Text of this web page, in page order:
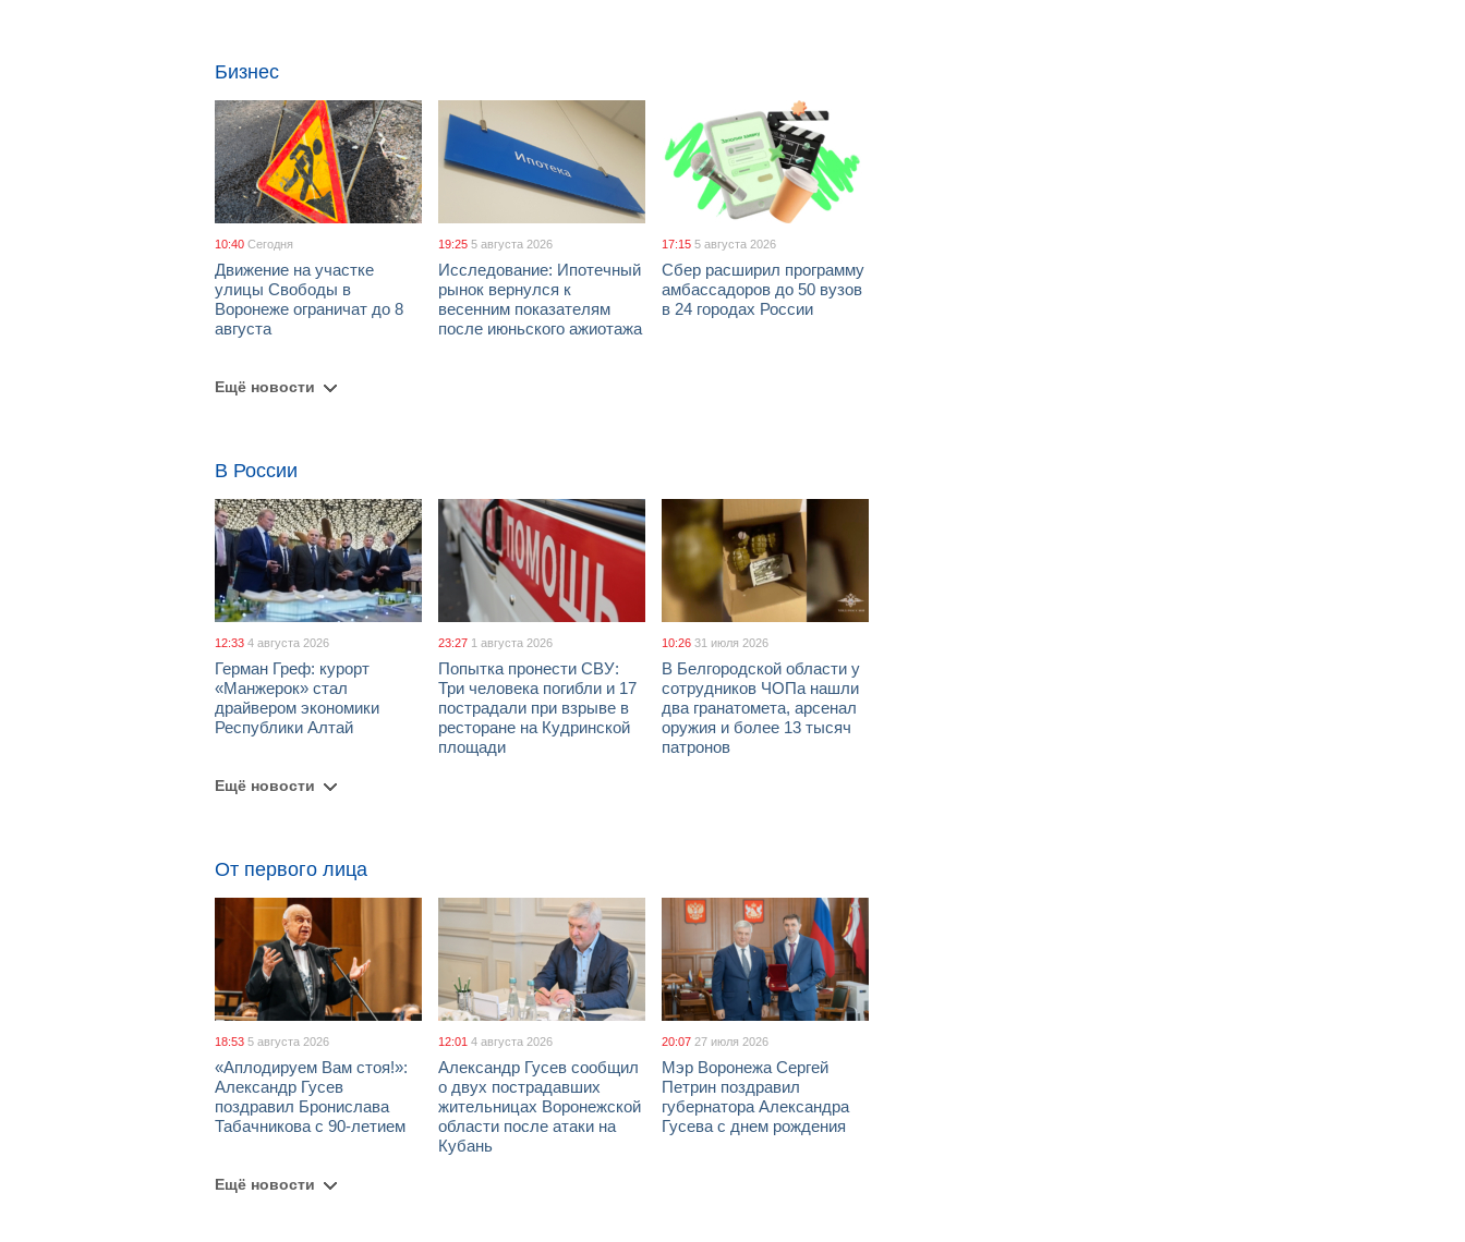
Бизнес
10:40 Сегодня
Движение на участке
улицы Свободы в
Воронеже ограничат до 8
августа
19:25 5 августа 2026
Исследование: Ипотечный
рынок вернулся к
весенним показателям
после июньского ажиотажа
17:15 5 августа 2026
Сбер расширил программу
амбассадоров до 50 вузов
в 24 городах России
Ещё новости
В России
12:33 4 августа 2026
Герман Греф: курорт
«Манжерок» стал
драйвером экономики
Республики Алтай
23:27 1 августа 2026
Попытка пронести СВУ:
Три человека погибли и 17
пострадали при взрыве в
ресторане на Кудринской
площади
10:26 31 июля 2026
В Белгородской области у
сотрудников ЧОПа нашли
два гранатомета, арсенал
оружия и более 13 тысяч
патронов
Ещё новости
От первого лица
18:53 5 августа 2026
«Аплодируем Вам стоя!»:
Александр Гусев
поздравил Бронислава
Табачникова с 90-летием
12:01 4 августа 2026
Александр Гусев сообщил
о двух пострадавших
жительницах Воронежской
области после атаки на
Кубань
20:07 27 июля 2026
Мэр Воронежа Сергей
Петрин поздравил
губернатора Александра
Гусева с днем рождения
Ещё новости